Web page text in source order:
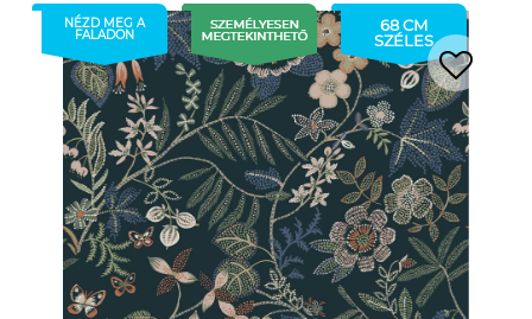
NÉZD MEG A
FALADON
68 CM
SZÉLES